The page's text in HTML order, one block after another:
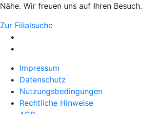
Nähe. Wir freuen uns auf Ihren Besuch.
Zur Filialsuche
Impressum
Datenschutz
Nutzungsbedingungen
Rechtliche Hinweise